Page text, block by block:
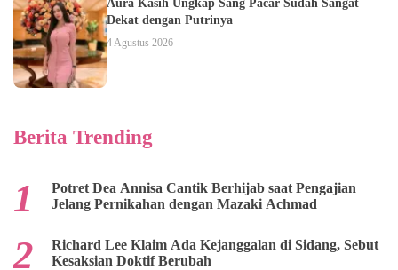
Aura Kasih Ungkap Sang Pacar Sudah Sangat
Dekat dengan Putrinya
4 Agustus 2026
Berita Trending
Potret Dea Annisa Cantik Berhijab saat Pengajian
Jelang Pernikahan dengan Mazaki Achmad
Richard Lee Klaim Ada Kejanggalan di Sidang, Sebut
Kesaksian Doktif Berubah